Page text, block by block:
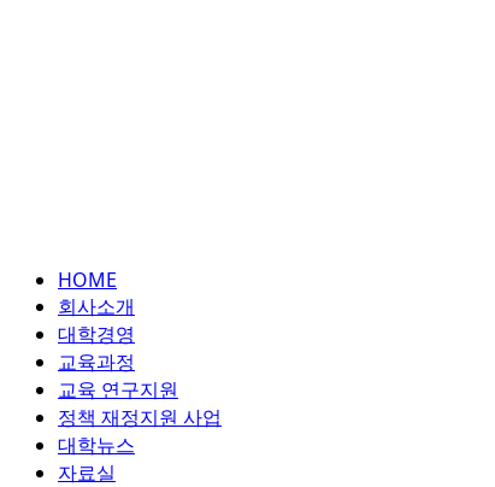
HOME
회사소개
대학경영
교육과정
교육 연구지원
정책 재정지원 사업
대학뉴스
자료실